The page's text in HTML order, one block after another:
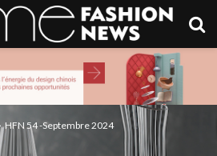
HFN 54 -Septembre 2024